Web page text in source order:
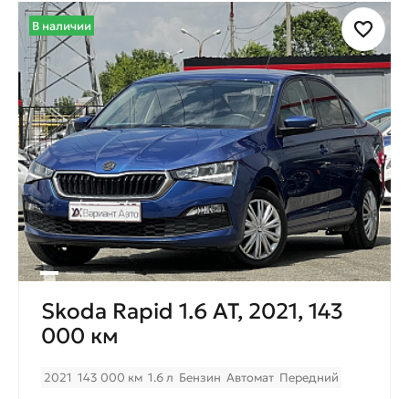
В наличии
Skoda Rapid 1.6 AT, 2021, 143
000 км
2021 143 000 км 1.6 л Бензин Автомат Передний